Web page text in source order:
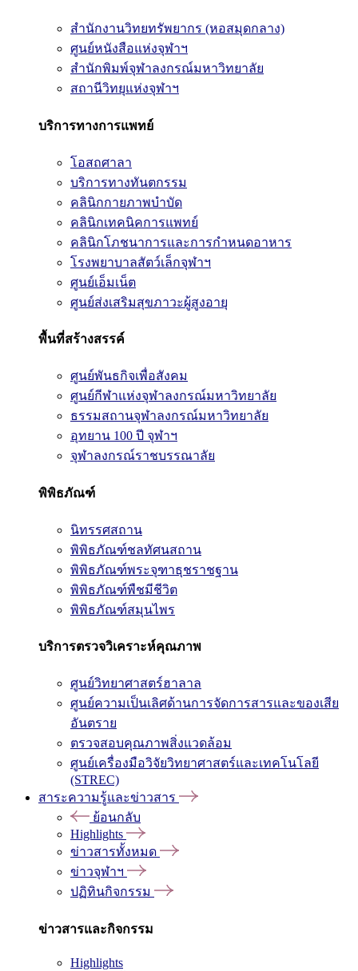
สำนักงานวิทยทรัพยากร (หอสมุดกลาง)
ศูนย์หนังสือแห่งจุฬาฯ
สำนักพิมพ์จุฬาลงกรณ์มหาวิทยาลัย
สถานีวิทยุแห่งจุฬาฯ
บริการทางการแพทย์
โอสถศาลา
บริการทางทันตกรรม
คลินิกกายภาพบำบัด
คลินิกเทคนิคการแพทย์
คลินิกโภชนาการและการกำหนดอาหาร
โรงพยาบาลสัตว์เล็กจุฬาฯ
ศูนย์เอ็มเน็ต
ศูนย์ส่งเสริมสุขภาวะผู้สูงอายุ
พื้นที่สร้างสรรค์
ศูนย์พันธกิจเพื่อสังคม
ศูนย์กีฬาแห่งจุฬาลงกรณ์มหาวิทยาลัย
ธรรมสถานจุฬาลงกรณ์มหาวิทยาลัย
อุทยาน 100 ปี จุฬาฯ
จุฬาลงกรณ์ราชบรรณาลัย
พิพิธภัณฑ์
นิทรรศสถาน
พิพิธภัณฑ์ชลทัศนสถาน
พิพิธภัณฑ์พระจุฑาธุชราชฐาน
พิพิธภัณฑ์พืชมีชีวิต
พิพิธภัณฑ์สมุนไพร
บริการตรวจวิเคราะห์คุณภาพ
ศูนย์วิทยาศาสตร์ฮาลาล
ศูนย์ความเป็นเลิศด้านการจัดการสารและของเสีย
อันตราย
ตรวจสอบคุณภาพสิ่งแวดล้อม
ศูนย์เครื่องมือวิจัยวิทยาศาสตร์และเทคโนโลยี
(STREC)
สาระความรู้และข่าวสาร
ย้อนกลับ
Highlights
ข่าวสารทั้งหมด
ข่าวจุฬาฯ
ปฏิทินกิจกรรม
ข่าวสารและกิจกรรม
Highlights